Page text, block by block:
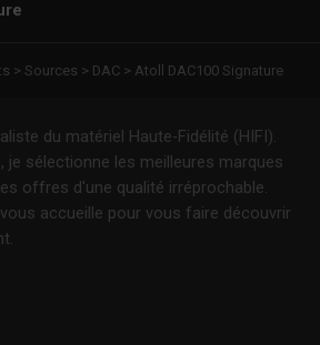
> Sources > DAC> Atoll DAC100 Signature
du matériel Haute-Fidélité (HIFI).
je sélectionne les meilleures marques
offres d'une qualité irréprochable.
accueille pour vous faire découvrir